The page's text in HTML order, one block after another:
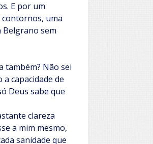
E por um
uma
Belgrano sem
também? Não sei
capacidade de
Deus sabe que
clareza
a mim mesmo,
sanidade que